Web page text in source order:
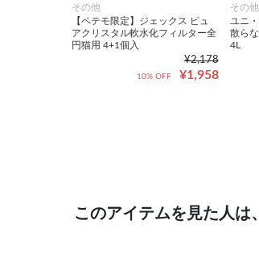
その他
【ペテモ限定】ジェックス ピュ
アクリスタル軟水化フィルター全
円猫用 4+1個入
¥2,178
¥1,958
10% OFF
その他
ユニ
散ら
4L
このアイテムを見た人は